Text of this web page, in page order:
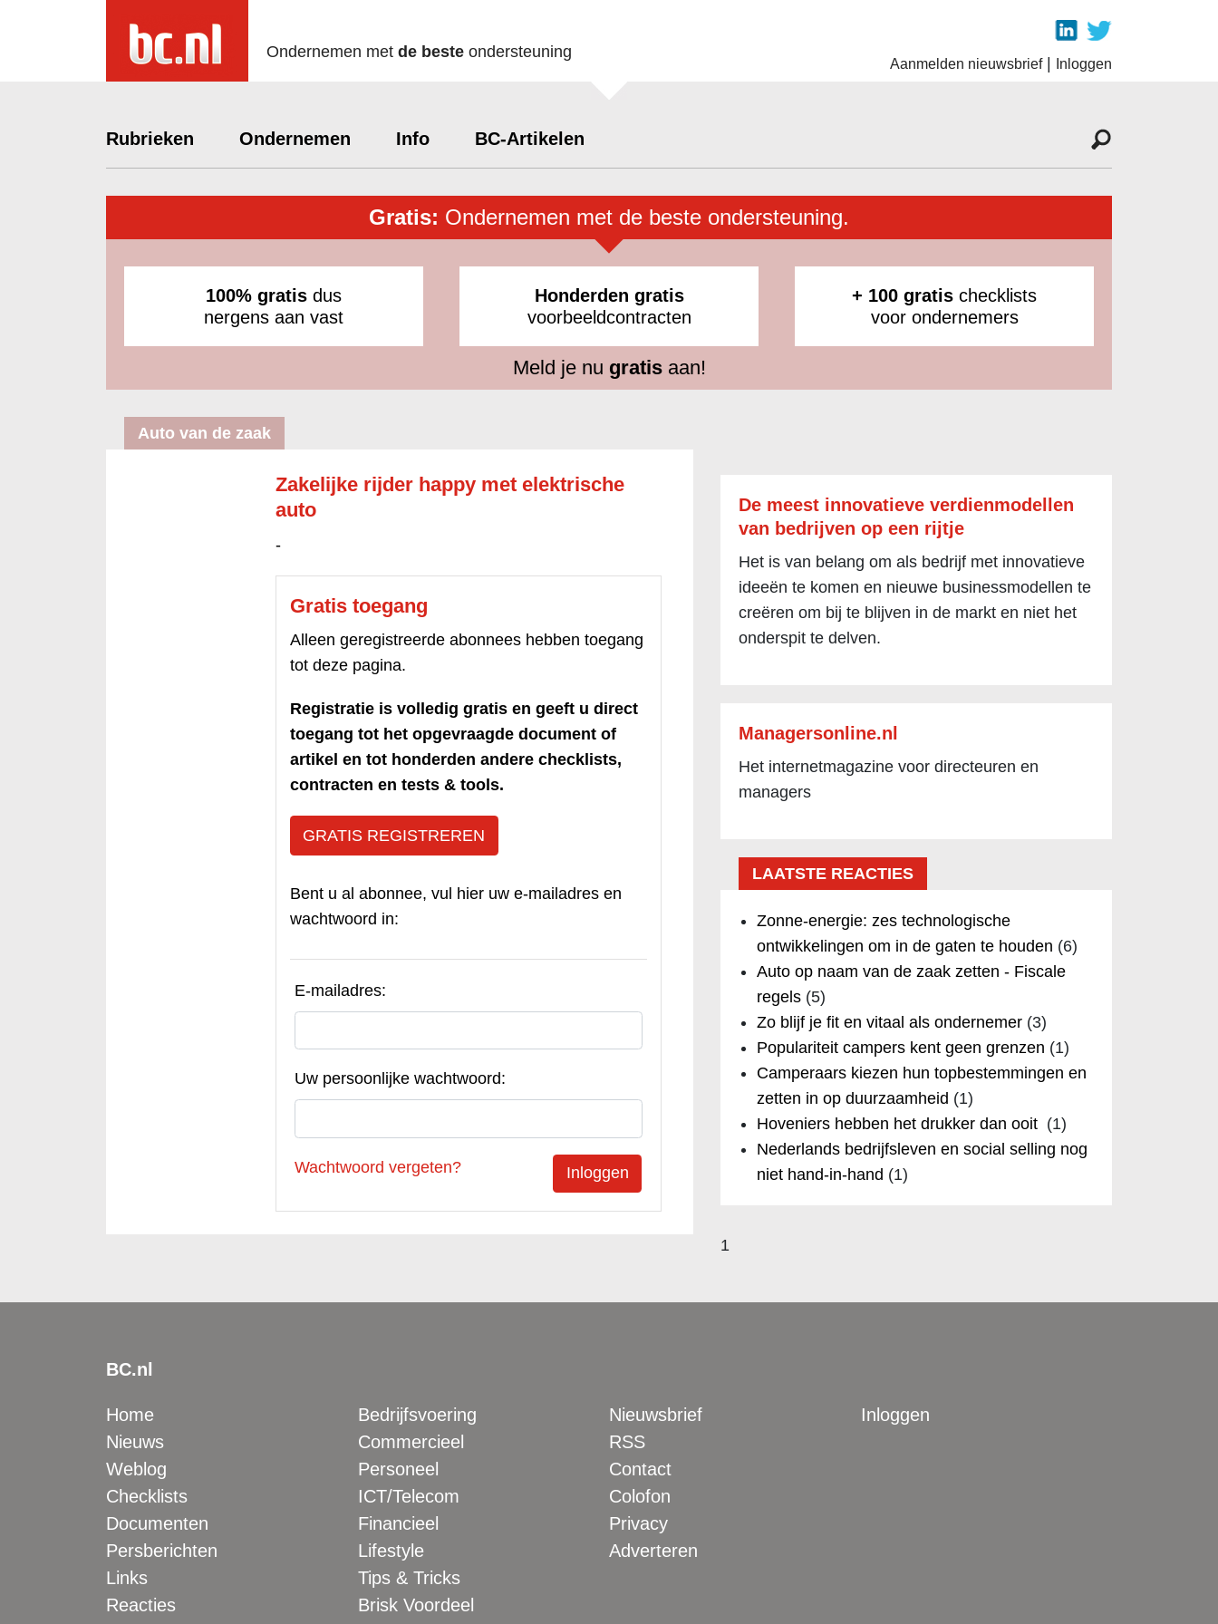
Ondernemen met de beste ondersteuning
Aanmelden nieuwsbrief| Inloggen
Rubrieken Ondernemen Info BC-Artikelen
Gratis: Ondernemen met de beste ondersteuning.
100% gratis dus
nergens aan vast
Honderden gratis
voorbeeldcontracten
+ 100 gratis checklists
voor ondernemers
Meld je nu gratisaan!
Auto van de zaak
Zakelijke rijder happy met elektrische
auto
-
Gratis toegang
Alleen geregistreerde abonnees hebben toegang
tot deze pagina.
Registratie is volledig gratis en geeft u direct
toegang tot het opgevraagde document of
artikel en tot honderden andere checklists,
contracten en tests & tools.
GRATIS REGISTREREN
Bent u al abonnee, vul hier uw e-mailadres en
wachtwoord in:
E-mailadres:
Uw persoonlijke wachtwoord:
Wachtwoord vergeten?
De meest innovatieve verdienmodellen
van bedrijven op een rijtje
Het is van belang om als bedrijf met innovatieve
ideeën te komen en nieuwe businessmodellen te
creëren om bij te blijven in de markt en niet het
onderspit te delven.
Managersonline.nl
Het internetmagazine voor directeuren en
managers
LAATSTE REACTIES
Zonne-energie: zes technologische
ontwikkelingen om in de gaten te houden (6)
Auto op naam van de zaak zetten - Fiscale
regels(5)
Zo blijf je fit en vitaal als ondernemer(3)
Populariteit campers kent geen grenzen (1)
Camperaars kiezen hun topbestemmingen en
zetten in op duurzaamheid (1)
Hoveniers hebben het drukker dan ooit (1)
Nederlands bedrijfsleven en social selling nog
niet hand-in-hand (1)
1
BC.nl
Home
Nieuws
Weblog
Checklists
Documenten
Persberichten
Links
Reacties
Bedrijfsvoering
Commercieel
Personeel
ICT/Telecom
Financieel
Lifestyle
Tips & Tricks
Brisk Voordeel
Nieuwsbrief
RSS
Contact
Colofon
Privacy
Adverteren
Inloggen